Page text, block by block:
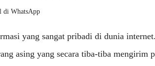
di WhatsApp
yang sangat pribadi di dunia
asing yang secara tiba-tiba mengirim